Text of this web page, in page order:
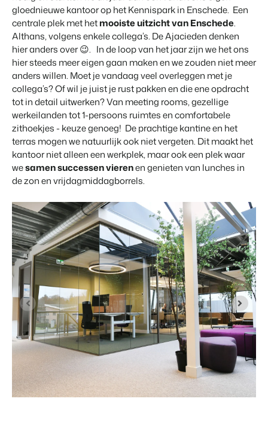
Genereer leads voor jouw verkoopobjecten.
BEX Linguist
Begroet gasten in hun eigen taal.
Marketing
Online Marketing
De krachtige combinatie van branding en performance marketing
Recreatief Vastgoedmarketing
Jouw project uitverkocht in een mum van tijd.
Booking Analytics
Premium BI Tool.
BEX Overzicht
Ontdek de eindeloze mogelijkheden van het Booking
Experts Platform.
Voor Vakantieparken
Ontdek de voordelen van Booking Experts voor
Vakantieparken.
Voor Concerns
Ontdek de voordelen van Booking Experts voor Concerns &
Dankzij Booking Experts
kunnen we ons volledig
focussen op gastvrijheid!
Gijs Meerdink
welcome.in
Samen transformeren wij de recreatiebranche.
Onboarding
Samen van start. Vandaag nog.
Events
Van thema trainingen tot kennisevents.
Trust Center
Vertrouwen bij Booking Experts
Over ons
Krijg antwoord op jouw vragen
Vacatures
Vind jouw nieuwe droombaan
Contact
Neem contact op
Over ons
Leer de mensen achter Booking Experts kennen
gloednieuwe kantoor op het Kennispark in Enschede. Een
centrale plek met hetmooiste uitzicht van Enschede.
Althans, volgens enkele collega’s. De Ajacieden denken
hier anders over 😉. In de loop van het jaar zijn we het ons
hier steeds meer eigen gaan maken en we zouden niet meer
anders willen. Moet je vandaag veel overleggen met je
collega’s? Of wil je juist je rust pakken en die ene opdracht
tot in detail uitwerken? Van meeting rooms, gezellige
werkeilanden tot 1-persoons ruimtes en comfortabele
zithoekjes - keuze genoeg! De prachtige kantine en het
terras mogen we natuurlijk ook niet vergeten. Dit maakt het
kantoor niet alleen een werkplek, maar ook een plek waar
wesamen successenvierenen genieten van lunches in
de zon en vrijdagmiddagborrels.